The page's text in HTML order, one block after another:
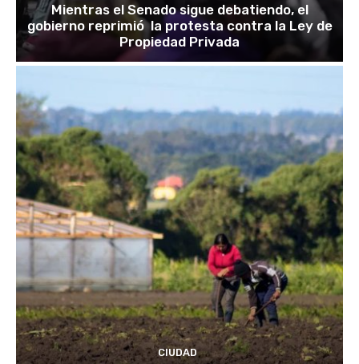
Mientras el Senado sigue debatiendo, el
gobierno reprimió la protesta contra la Ley de
Propiedad Privada
CIUDAD